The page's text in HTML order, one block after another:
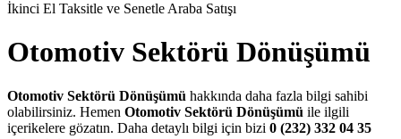
İkinci El Taksitle ve Senetle Araba Satışı
Otomotiv Sektörü Dönüşümü
Otomotiv Sektörü Dönüşümü hakkında daha fazla bilgi sahibi
olabilirsiniz. Hemen Otomotiv Sektörü Dönüşümü ile ilgili
içerikelere gözatın. Daha detaylı bilgi için bizi 0 (232) 332 04 35